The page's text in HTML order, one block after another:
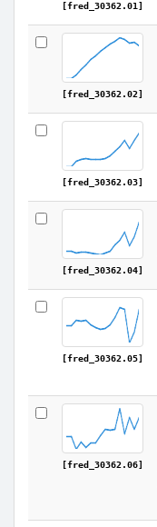
[fred_30362.01]
[fred_30362.02]
[fred_30362.03]
[fred_30362.04]
[fred_30362.05]
[fred_30362.06]